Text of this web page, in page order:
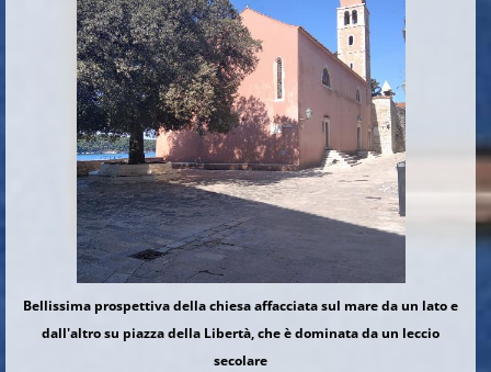
Bellissima prospettiva della chiesa affacciata sul mare da un lato e
dall'altro su piazza della Libertà, che è dominata da un leccio
secolare